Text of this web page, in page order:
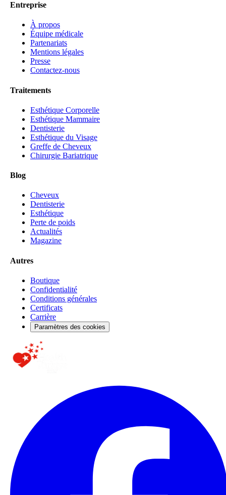
Entreprise
À propos
Équipe médicale
Partenariats
Mentions légales
Presse
Contactez-nous
Traitements
Esthétique Corporelle
Esthétique Mammaire
Dentisterie
Esthétique du Visage
Greffe de Cheveux
Chirurgie Bariatrique
Blog
Cheveux
Dentisterie
Esthétique
Perte de poids
Actualités
Magazine
Autres
Boutique
Confidentialité
Conditions générales
Certificats
Carrière
Paramètres des cookies